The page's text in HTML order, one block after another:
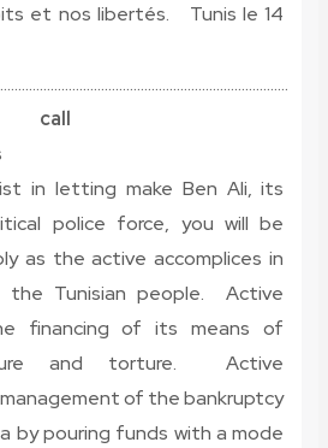
et nos libertés. Tunis le 14
call
in letting make Ben Ali, its
police force, you will be
as the active accomplices in
the Tunisian people. Active
financing of its means of
and torture. Active
of the bankruptcy
by pouring funds with a mode